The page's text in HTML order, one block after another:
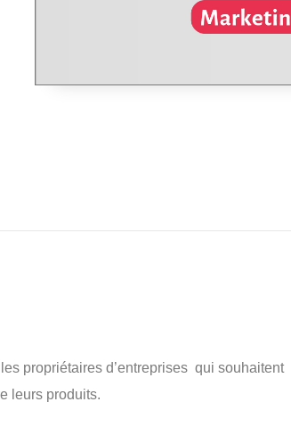
propriétaires d’entreprises qui souhaitent
leurs produits.